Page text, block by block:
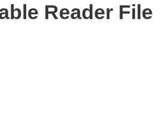
Reader File